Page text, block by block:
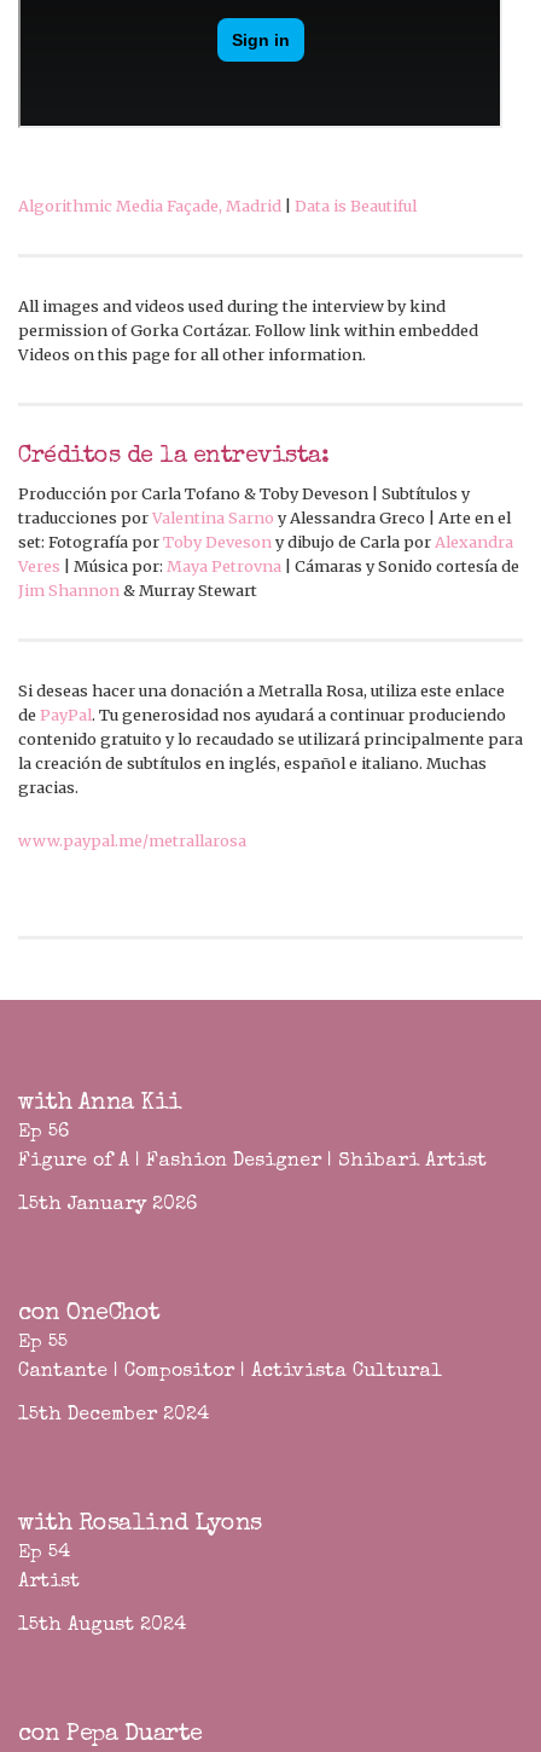
Algorithmic Media Façade, Madrid Data is Beautiful
All images and videos used during the interview by kind
permission of Gorka Cortázar. Follow link within embedded
Videos on this page for all other information.
Créditos de la entrevista:
Producción por Carla Tofano & Toby Deveson | Subtítulos y
traducciones porValentina Sarno y Alessandra Greco | Arte en el
set: Fotografía porToby Deveson y dibujo de Carla por Alexandra
Veres | Música por: Maya Petrovna | Cámaras y Sonido cortesía de
Jim Shannon & Murray Stewart
Si deseas hacer una donación a Metralla Rosa, utiliza este enlace
de PayPal. Tu generosidad nos ayudará a continuar produciendo
contenido gratuito y lo recaudado se utilizará principalmente para
la creación de subtítulos en inglés, español e italiano. Muchas
gracias.
www.paypal.me/metrallarosa
with Anna Kii
Ep 56
Figure of A | Fashion Designer | Shibari Artist
15th January 2026
con OneChot
Ep 55
Cantante | Compositor | Activista Cultural
15th December 2024
with Rosalind Lyons
Ep 54
Artist
15th August 2024
con Pepa Duarte